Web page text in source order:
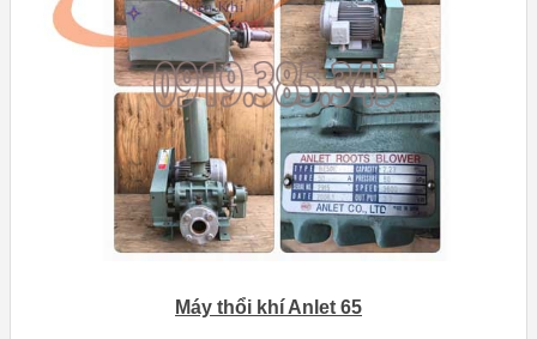
Máy thổi khí Anlet 65